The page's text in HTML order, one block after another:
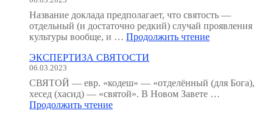
как
мы
Название доклада предполагает, что святость —
отдельный (и достаточно редкий) случай проявления
культуры вообще, и … Продолжить чтение"Святость
культуры"
ЭКСПЕРТИЗА СВЯТОСТИ
06.03.2023
СВЯТОЙ — евр. «кодеш» — «отделённый (для Бога),
хесед (хасид) — «святой». В Новом Завете …
Продолжить чтение"ЭКСПЕРТИЗА